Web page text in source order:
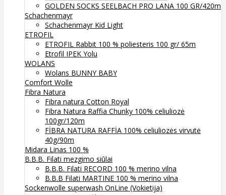
GOLDEN SOCKS SEELBACH PRO LANA 100 GR/420m
Schachenmayr
Schachenmayr Kid Light
ETROFIL
ETROFIL Rabbit 100 % poliesteris 100 gr/ 65m
Etrofil IPEK Yolu
WOLANS
Wolans BUNNY BABY
Comfort Wolle
Fibra Natura
Fibra natura Cotton Royal
Fibra Natura Raffia Chunky 100% celiuliozė
100gr/120m
FİBRA NATURA RAFFİA 100% celiuliozės virvutė
40g/90m
Midara Linas 100 %
B.B.B. Filati mezgimo siūlai
B.B.B. Filati RECORD 100 % merino vilna
B.B.B Filati MARTINE 100 % merino vilna
Sockenwolle superwash OnLine (Vokietija)